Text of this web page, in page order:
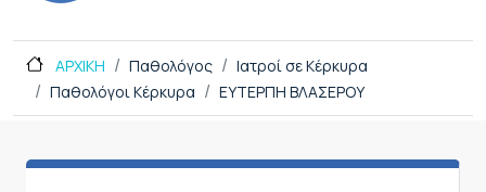
ΑΡΧΙΚΗ Παθολόγος
Ιατροί σε Κέρκυρα
Παθολόγοι Κέρκυρα
ΕΥΤΕΡΠΗ ΒΛΑΣΕΡΟΥ